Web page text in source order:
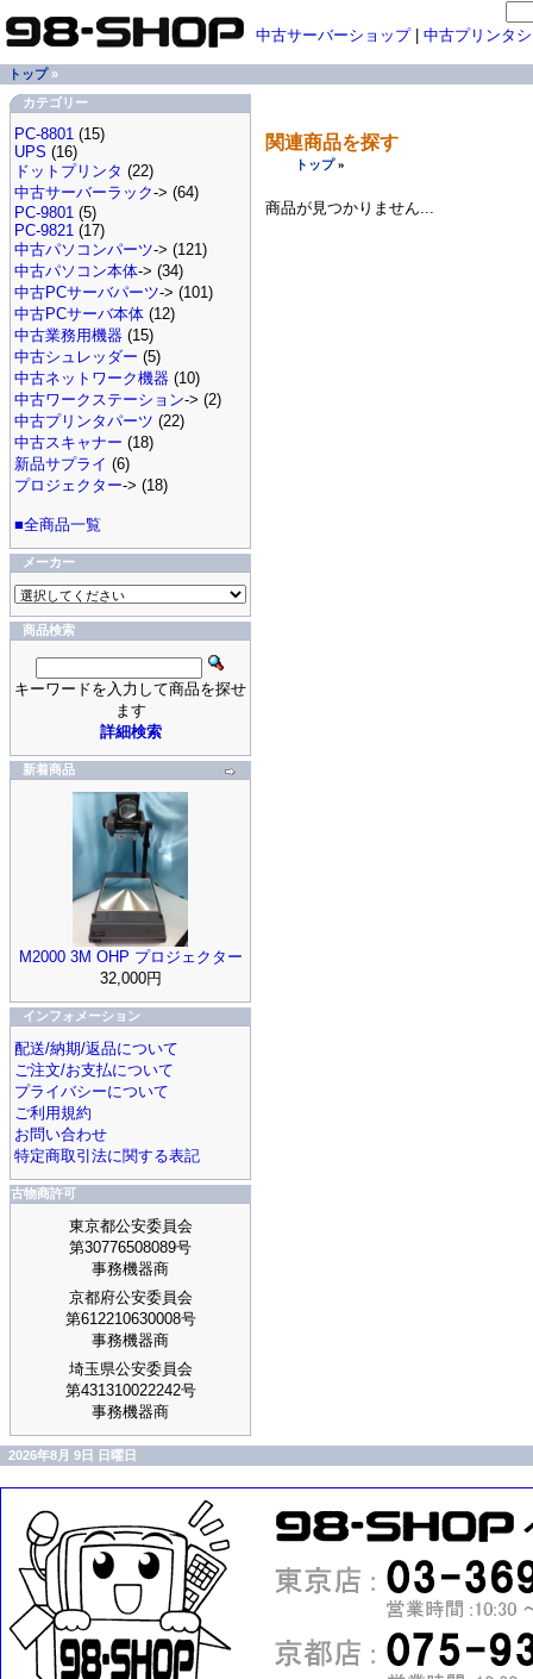
関連商品を探す
トップ»
商品が見つかりません...
中古サーバーショップ| 中古プリンタ
トップ»
カテゴリー
PC-8801 (15)
UPS (16)
ドットプリンタ (22)
中古サーバーラック-> (64)
PC-9801 (5)
PC-9821 (17)
中古パソコンパーツ-> (121)
中古パソコン本体-> (34)
中古PCサーバパーツ-> (101)
中古PCサーバ本体 (12)
中古業務用機器 (15)
中古シュレッダー (5)
中古ネットワーク機器 (10)
中古ワークステーション-> (2)
中古プリンタパーツ (22)
中古スキャナー (18)
新品サプライ (6)
プロジェクター-> (18)
■全商品一覧
メーカー
商品検索
キーワードを入力して商品を探せ
ます
詳細検索
新着商品
M2000 3M OHP プロジェクター
32,000円
インフォメーション
配送/納期/返品について
ご注文/お支払について
プライバシーについて
ご利用規約
お問い合わせ
特定商取引法に関する表記
古物商許可
東京都公安委員会
第30776508089号
事務機器商
京都府公安委員会
第612210630008号
事務機器商
埼玉県公安委員会
第431310022242号
事務機器商
2026年8月 9日 日曜日